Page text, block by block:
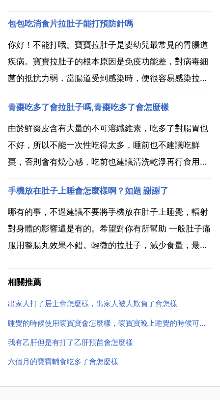
包包吃消食片拉肚子能打預防針嗎
你好！不能打哦。寶寶拉肚子是嬰幼兒最常見的胃腸道
疾病。寶寶拉肚子的根本原因是免疫功能差，對病毒細
菌的抵抗力弱，當腸道受到感染時，便很容易感染拉肚
拉肚子，另外，過敏體質，感冒等也會伴有拉肚子症
狀。寶寶急性拉肚子期間，要適當短期禁食，一般不超
過小 時。也...
青棗吃多了會拉肚子嗎,青棗吃多了會怎麼樣
由於鮮棗皮含有大量的不可溶纖維素，吃多了對腸胃也
不好，所以不能一次性吃得太多，睡前也不建議吃鮮
棗，否則會有燒心感，吃前也建議清洗乾淨再行食用。
溫，有補氣養血，明目潤燥的作用，而青棗則性偏涼，
主要作用是清熱滋陰，止渴生津，兩樣都不能吃多，不
然會礙胃，消...
手機放在肚子上睡會怎麼樣啊？如題 謝謝了
哪有的事，不過建議不要將手機放在肚子上睡覺，輻射
對身體的影響還是有的。希望對你有所幫助 一般肚子痛
服用整腸丸效果不錯。輕微的拉肚子，減少食量，最好
酸牛奶來代替餐桌上的大魚大肉，效果也不錯！山楂，
相關推薦
出家人打了居士會怎麼樣，出家人被人欺負了會怎樣
睡覺的時候使用暖寶寶會怎麼樣，暖寶寶晚上睡覺的時候可以貼嗎？為什麼？
我有乙肝但是有打了乙肝預苗會怎麼樣
六個月的寶寶輔食吃多了會怎麼樣